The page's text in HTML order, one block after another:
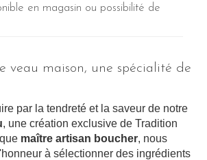
en magasin ou possibilité de
veau maison, une spécialité de
par la tendreté et la saveur de notre
, une création exclusive de Tradition
maître artisan boucher, nous
à sélectionner des ingrédients